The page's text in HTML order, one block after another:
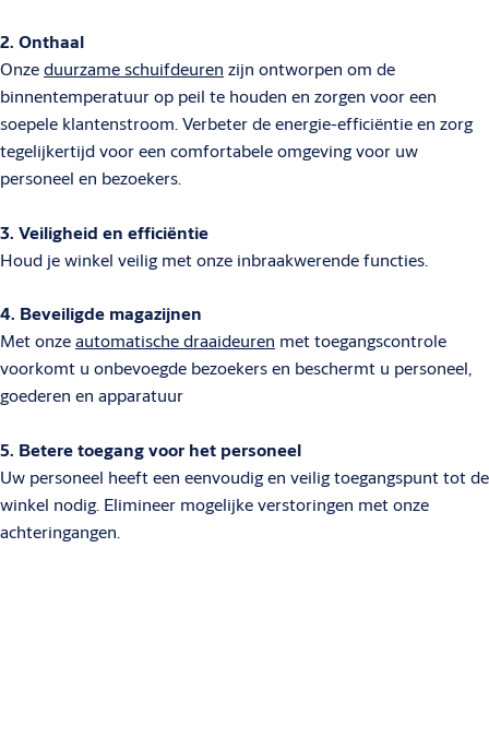
2. Onthaal
Onzeduurzame schuifdeuren zijn ontworpen om de
binnentemperatuur op peil te houden en zorgen voor een
soepele klantenstroom. Verbeter de energie-efficiëntie en zorg
tegelijkertijd voor een comfortabele omgeving voor uw
personeel en bezoekers.
3. Veiligheid en efficiëntie
Houd je winkel veilig met onze inbraakwerende functies.
4. Beveiligde magazijnen
Met onzeautomatische draaideuren met toegangscontrole
voorkomt u onbevoegde bezoekers en beschermt u personeel,
goederen en apparatuur
5. Betere toegang voor het personeel
Uw personeel heeft een eenvoudig en veilig toegangspunt tot de
winkel nodig. Elimineer mogelijke verstoringen met onze
achteringangen.